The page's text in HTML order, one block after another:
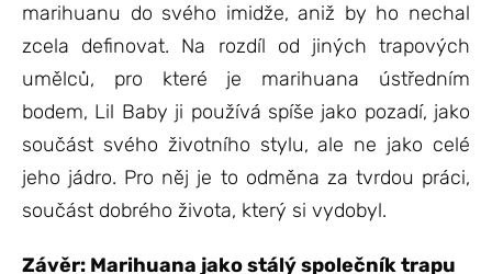
marihuanu do svého imidže, aniž by ho nechal
zcela definovat. Na rozdíl od jiných trapových
umělců, pro které je marihuana ústředním
bodem, Lil Baby ji používá spíše jako pozadí, jako
součást svého životního stylu, ale ne jako celé
jeho jádro. Pro něj je to odměna za tvrdou práci,
součást dobrého života, který si vydobyl.
Závěr: Marihuana jako stálý společník trapu